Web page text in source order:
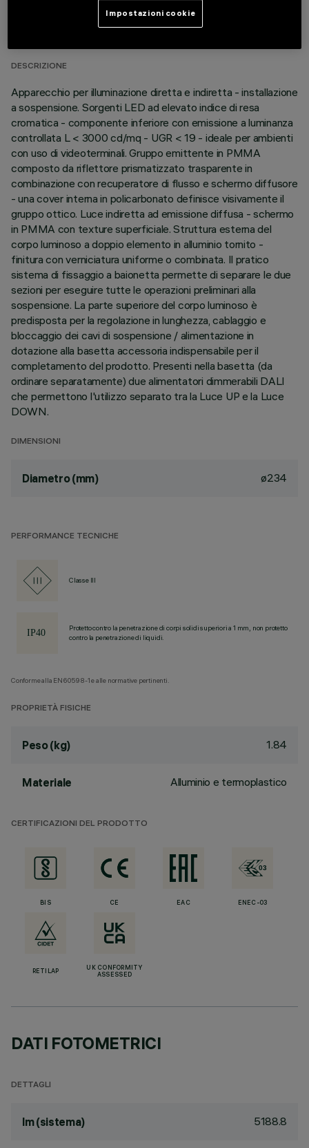
DATI TECNICI
DESCRIZIONE
Apparecchio per illuminazione diretta e indiretta - installazione
a sospensione. Sorgenti LED ad elevato indice di resa
cromatica - componente inferiore con emissione a luminanza
controllata L < 3000 cd/mq - UGR < 19 - ideale per ambienti
con uso di videoterminali. Gruppo emittente in PMMA
composto da riflettore prismatizzato trasparente in
combinazione con recuperatore di flusso e schermo diffusore
- una cover interna in policarbonato definisce visivamente il
gruppo ottico. Luce indiretta ad emissione diffusa - schermo
in PMMA con texture superficiale. Struttura esterna del
corpo luminoso a doppio elemento in alluminio tornito -
finitura con verniciatura uniforme o combinata. Il pratico
sistema di fissaggio a baionetta permette di separare le due
sezioni per eseguire tutte le operazioni preliminari alla
sospensione. La parte superiore del corpo luminoso è
predisposta per la regolazione in lunghezza, cablaggio e
bloccaggio dei cavi di sospensione / alimentazione in
dotazione alla basetta accessoria indispensabile per il
completamento del prodotto. Presenti nella basetta (da
ordinare separatamente) due alimentatori dimmerabili DALI
che permettono l'utilizzo separato tra la Luce UP e la Luce
DOWN.
DIMENSIONI
Diametro (mm) ø234
PERFORMANCE TECNICHE
Classe III
Protetto contro la penetrazione di corpi solidi superiori a 1 mm, non protetto
contro la penetrazione di liquidi.
Conforme alla EN60598-1 e alle normative pertinenti.
PROPRIETÀ FISICHE
Peso (kg) 1.84
Materiale Alluminio e termoplastico
CERTIFICAZIONI DEL PRODOTTO
BIS CE EAC ENEC-03
RETILAP
UK CONFORMITY
ASSESSED
DATI FOTOMETRICI
DETTAGLI
lm (sistema) 5188.8
Impostazioni cookie